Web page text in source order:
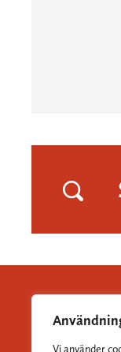
Vi använder